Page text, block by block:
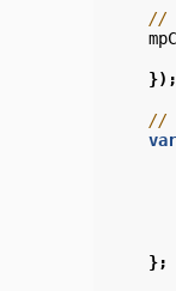
//
});
//
var
};